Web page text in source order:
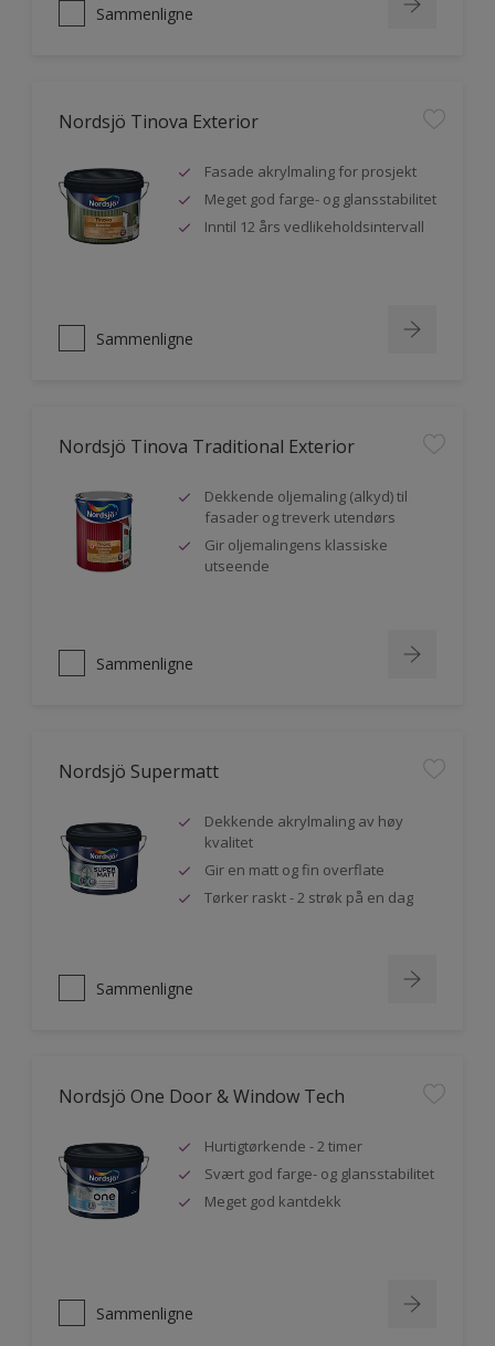
Sammenligne
Nordsjö Tinova Exterior
Fasade akrylmaling for prosjekt
Meget god farge- og glansstabilitet
Inntil 12 års vedlikeholdsintervall
Sammenligne
Nordsjö Tinova Traditional Exterior
Dekkende oljemaling (alkyd) til
fasader og treverk utendørs
Gir oljemalingens klassiske
utseende
Sammenligne
Nordsjö Supermatt
Dekkende akrylmaling av høy
kvalitet
Gir en matt og fin overflate
Tørker raskt - 2 strøk på en dag
Sammenligne
Nordsjö One Door & Window Tech
Hurtigtørkende - 2 timer
Svært god farge- og glansstabilitet
Meget god kantdekk
Sammenligne